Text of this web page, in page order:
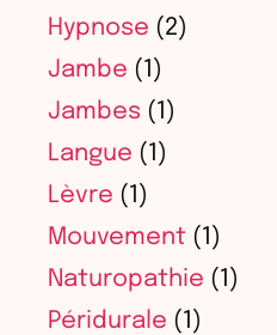
Hypnose (2)
Jambe (1)
Jambes (1)
Langue (1)
Lèvre (1)
Mouvement (1)
Naturopathie (1)
Péridurale (1)